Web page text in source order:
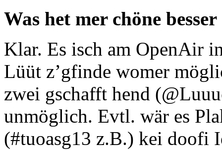
Was het mer chöne
Klar. Es isch am OpenAir
Lüüt z’gfinde womer
zwei gschafft hend
unmöglich. Evtl. wär es
(#tuoasg13 z.B.) kei doofi